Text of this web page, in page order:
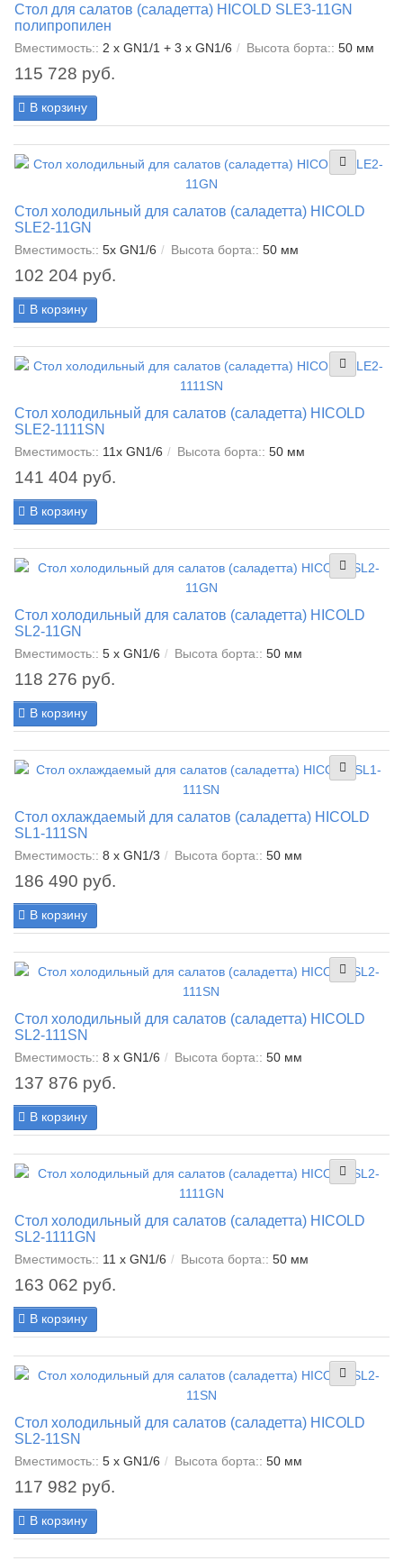
Стол для салатов (саладетта) HICOLD SLE3-11GN
полипропилен
Вместимость:: 2 x GN1/1 + 3 x GN1/6 Высота борта:: 50 мм
115 728 руб.
В корзину
Стол холодильный для салатов (саладетта) HICOLD
SLE2-11GN
Вместимость:: 5x GN1/6 Высота борта:: 50 мм
102 204 руб.
В корзину
Стол холодильный для салатов (саладетта) HICOLD
SLE2-1111SN
Вместимость:: 11x GN1/6 Высота борта:: 50 мм
141 404 руб.
В корзину
Стол холодильный для салатов (саладетта) HICOLD
SL2-11GN
Вместимость:: 5 x GN1/6 Высота борта:: 50 мм
118 276 руб.
В корзину
Стол охлаждаемый для салатов (саладетта) HICOLD
SL1-111SN
Вместимость:: 8 x GN1/3 Высота борта:: 50 мм
186 490 руб.
В корзину
Стол холодильный для салатов (саладетта) HICOLD
SL2-111SN
Вместимость:: 8 x GN1/6 Высота борта:: 50 мм
137 876 руб.
В корзину
Стол холодильный для салатов (саладетта) HICOLD
SL2-1111GN
Вместимость:: 11 x GN1/6 Высота борта:: 50 мм
163 062 руб.
В корзину
Стол холодильный для салатов (саладетта) HICOLD
SL2-11SN
Вместимость:: 5 x GN1/6 Высота борта:: 50 мм
117 982 руб.
В корзину